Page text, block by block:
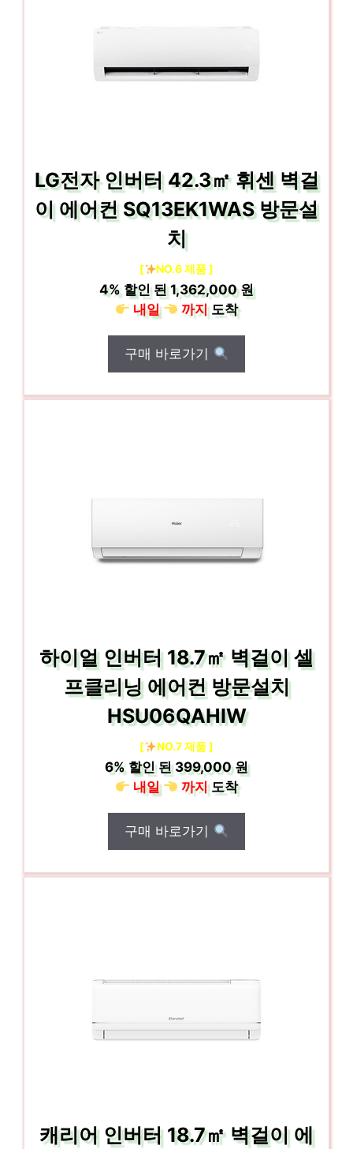
LG전자 인버터 42.3㎡ 휘센 벽걸
이 에어컨 SQ13EK1WAS 방문설
치
[ NO.6 제품 ]
4%할인 된1,362,000 원
내일
까지도착
구매 바로가기
하이얼 인버터 18.7㎡ 벽걸이 셀
프클리닝 에어컨 방문설치
HSU06QAHIW
[ NO.7 제품 ]
6%할인 된399,000 원
내일
까지도착
구매 바로가기
캐리어 인버터 18.7㎡ 벽걸이 에